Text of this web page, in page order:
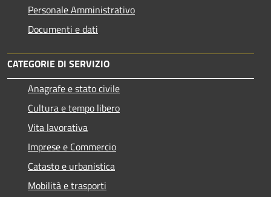
Personale Amministrativo
Documenti e dati
CATEGORIE DI SERVIZIO
Anagrafe e stato civile
Cultura e tempo libero
Vita lavorativa
Imprese e Commercio
Catasto e urbanistica
Mobilità e trasporti